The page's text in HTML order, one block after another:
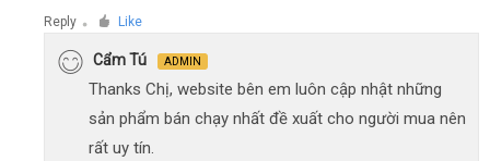
Reply ● Like
Cẩm Tú ADMIN
Thanks Chị, website bên em luôn cập nhật những
sản phẩm bán chạy nhất đề xuất cho người mua nên
rất uy tín.